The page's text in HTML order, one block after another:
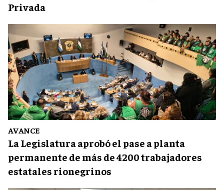
Privada
AVANCE
La Legislatura aprobó el pase a planta
permanente de más de 4200 trabajadores
estatales rionegrinos